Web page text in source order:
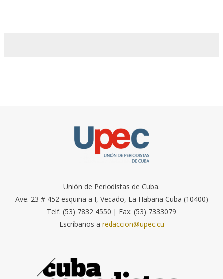
Unión de Periodistas de Cuba.
Ave. 23 # 452 esquina a I, Vedado, La Habana Cuba (10400)
Telf. (53) 7832 4550 | Fax: (53) 7333079
Escríbanos a redaccion@upec.cu